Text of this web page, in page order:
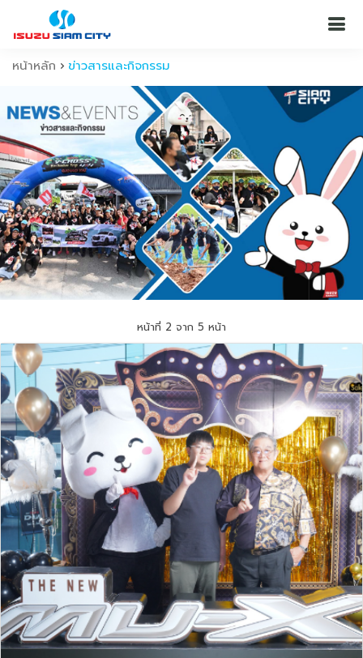
หน้าหลัก ข่าวสารและกิจกรรม
หน้าที่ 2 จาก 5 หน้า